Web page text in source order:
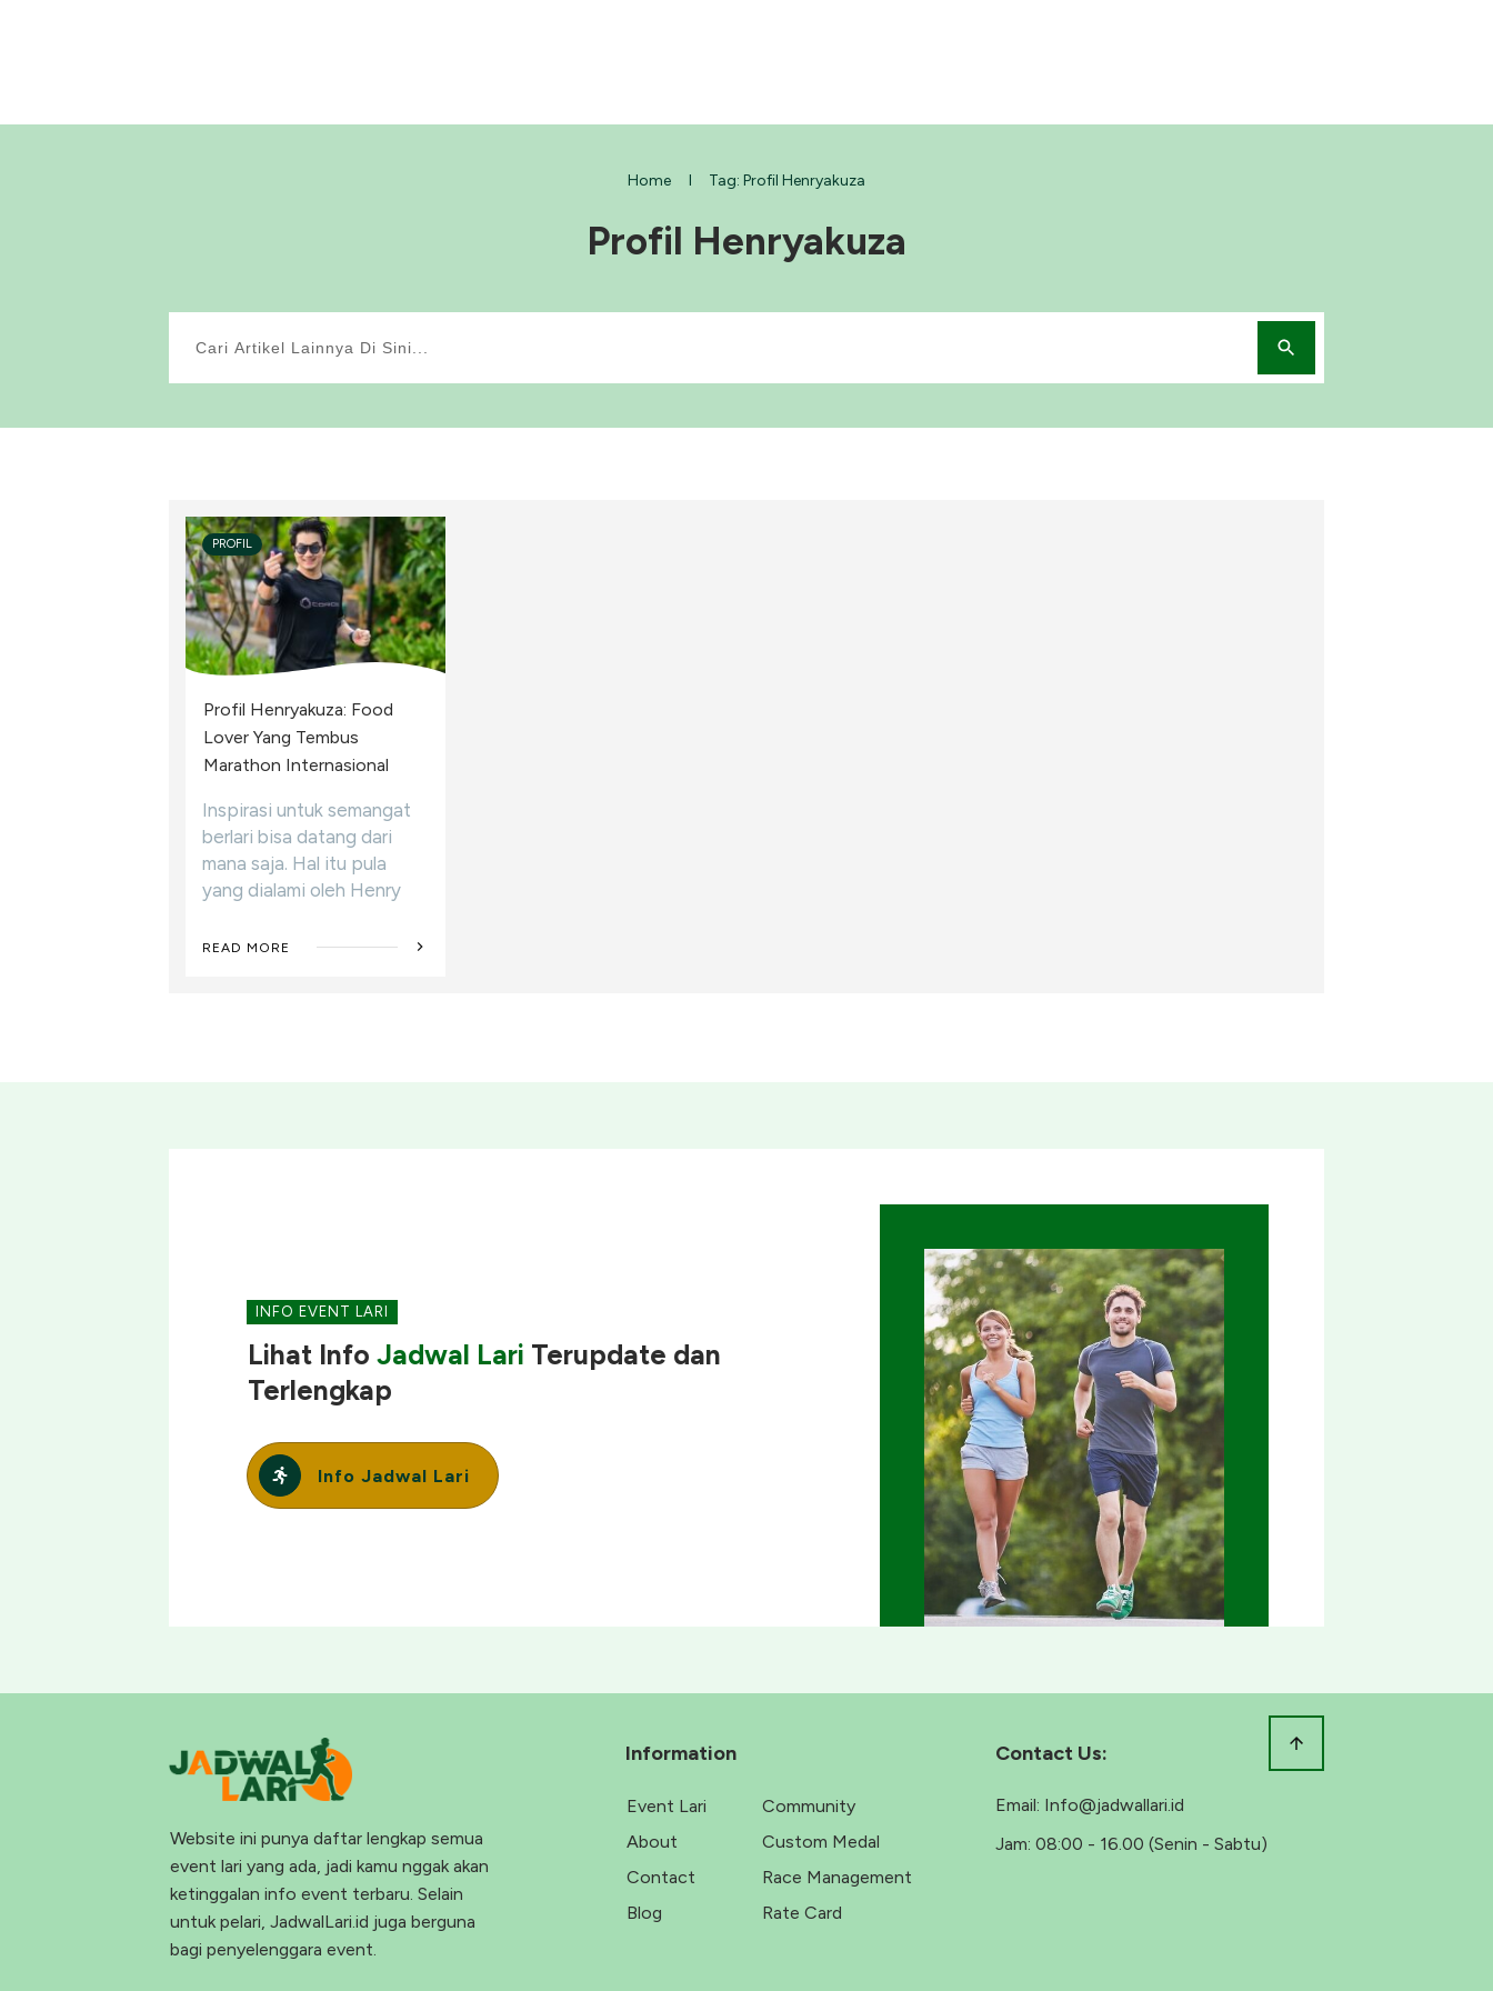
Home I Tag: Profil Henryakuza
Profil Henryakuza
PROFIL
Profil Henryakuza: Food
Lover Yang Tembus
Marathon Internasional
Inspirasi untuk semangat
berlari bisa datang dari
mana saja. Hal itu pula
yang dialami oleh Henry
READ MORE
INFO EVENT LARI
Lihat Info Jadwal Lari Terupdate dan
Terlengkap
Info Jadwal Lari
Website ini punya daftar lengkap semua
event lari yang ada, jadi kamu nggak akan
ketinggalan info event terbaru. Selain
untuk pelari, JadwalLari.id juga berguna
bagi penyelenggara event.
Information
Event Lari
About
Contact
Blog
Community
Custom Medal
Race Management
Rate Card
Contact Us:
Email: Info@jadwallari.id
Jam:08:00 - 16.00 (Senin - Sabtu)